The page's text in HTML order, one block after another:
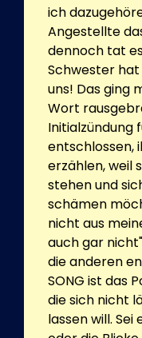
ich
Angestellte
dennoch tat
Schwester hat
uns! Das ging
Wort
Initialzündung
entschlossen,
erzählen, weil
stehen und
schämen
nicht aus
auch gar
die anderen
SONG ist das
die sich nicht
lassen will.